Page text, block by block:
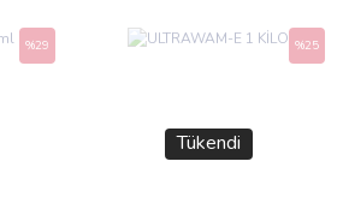
%29
Tükendi
%25